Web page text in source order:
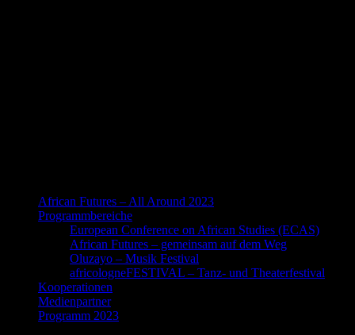
African Futures – All Around 2023
Programmbereiche
European Conference on African Studies (ECAS)
African Futures – gemeinsam auf dem Weg
Oluzayo – Musik Festival
africologneFESTIVAL – Tanz- und Theaterfestival
Kooperationen
Medienpartner
Programm 2023